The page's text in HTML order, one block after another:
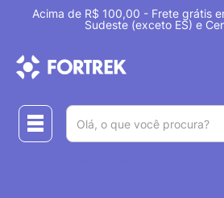
Acima de R$ 100,00 - Frete grátis
Sudeste (exceto ES) e